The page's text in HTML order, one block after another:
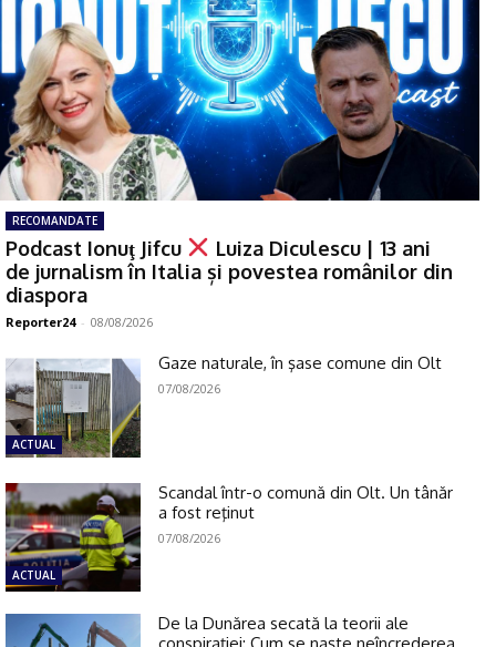
RECOMANDATE
Podcast Ionuţ Jifcu
Luiza Diculescu | 13 ani
de jurnalism în Italia și povestea românilor din
diaspora
Reporter24 - 08/08/2026
ACTUAL
Gaze naturale, în şase comune din Olt
07/08/2026
ACTUAL
Scandal într-o comună din Olt. Un tânăr
a fost reţinut
07/08/2026
De la Dunărea secată la teorii ale